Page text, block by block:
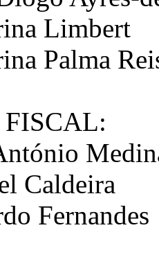
Limbert
Palma
Caldeira
Fernandes